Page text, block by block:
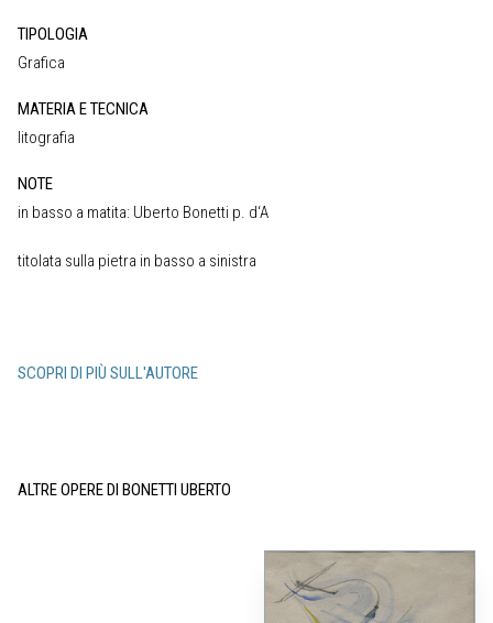
TIPOLOGIA
Grafica
MATERIA E TECNICA
litografia
NOTE
in basso a matita: Uberto Bonetti p. d‘A
titolata sulla pietra in basso a sinistra
SCOPRI DI PIÙ SULL'AUTORE
ALTRE OPERE DI BONETTI UBERTO